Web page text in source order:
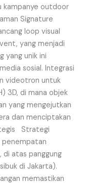
kampanye outdoor
Signature
loop visual
yang menjadi
yang unik ini
sosial. Integrasi
videotron untuk
3D, di mana objek
yang mengejutkan
dan menciptakan
Strategi
penempatan
atas panggung
di Jakarta).
memastikan